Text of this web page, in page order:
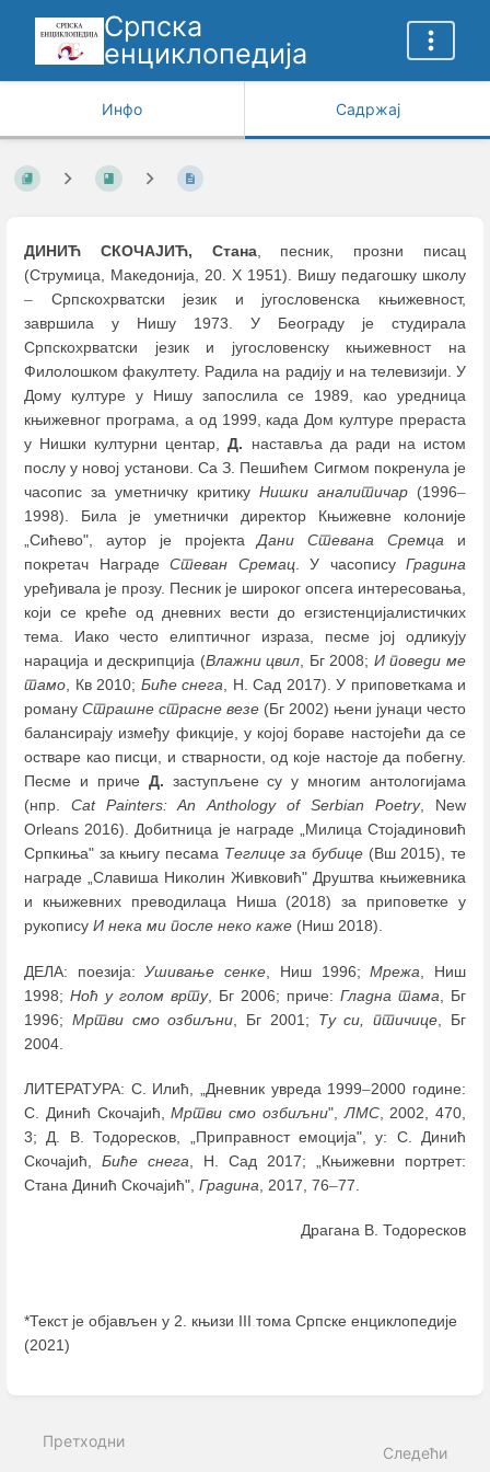
Српска
енциклопедија
Инфо Садржај
ДИНИЋ СКОЧАЈИЋ, Стана, песник, прозни писац
(Струмица, Македонија, 20. Х 1951). Вишу педагошку школу
– Српскохрватски језик и југословенска књижевност,
завршила у Нишу 1973. У Београду је студирала
Српскохрватски језик и југословенску књижевност на
Филолошком факултету. Радила на радију и на телевизији. У
Дому културе у Нишу запослила се 1989, као уредница
књижевног програма, а од 1999, када Дом културе прераста
у Нишки културни центар,Д. наставља да ради на истом
послу у новој установи. Са З. Пешићем Сигмом покренула је
часопис за уметничку критику Нишки аналитичар (1996–
1998). Била је уметнички директор Књижевне колоније
„Сићево", аутор је пројектаДани Стевана Сремца и
покретач Награде Стеван Сремац. У часопису Градина
уређивала је прозу. Песник је широког опсега интересовања,
који се креће од дневних вести до егзистенцијалистичких
тема. Иако често елиптичног израза, песме јој одликују
нарација и дескрипција (Влажни цвил, Бг 2008; И поведи ме
тамо, Кв 2010; Биће снега, Н. Сад 2017). У приповеткама и
роману Страшне страсне везе (Бг 2002) њени јунаци често
балансирају између фикције, у којој бораве настојећи да се
остваре као писци, и стварности, од које настоје да побегну.
Песме и приче Д. заступљене су у многим антологијама
(нпр.Cat Painters: An Anthology of Serbian Poetry, New
Orleans 2016). Добитница је награде „Милица Стојадиновић
Српкиња" за књигу песама Теглице за бубице (Вш 2015), те
награде „Славиша Николин Живковић" Друштва књижевника
и књижевних преводилаца Ниша (2018) за приповетке у
рукопису И нека ми после неко каже (Ниш 2018).
ДЕЛА: поезија:Ушивање сенке , Ниш 1996;Мрежа , Ниш
1998; Ноћ у голом врту, Бг 2006; приче: Гладна тама , Бг
1996; Мртви смо озбиљни , Бг 2001; Ту си, птичице , Бг
2004.
ЛИТЕРАТУРА: С. Илић, „Дневник увреда 1999–2000 године:
С. Динић Скочајић,Мртви смо озбиљни", ЛМС, 2002, 470,
3; Д. В. Тодоресков, „Приправност емоција", у: С. Динић
Скочајић, Биће снега , Н. Сад 2017; „Књижевни портрет:
Стана Динић Скочајић", Градина , 2017, 76–77.
Драгана В. Тодоресков
*Текст је објављен у 2. књизи III тома Српске енциклопедије
(2021)
mode
Претходни
Следећи